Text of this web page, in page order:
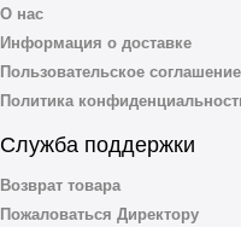
О нас
Информация о доставке
Пользовательское соглашение
Политика
Служба поддержки
Возврат товара
Пожаловаться Директору